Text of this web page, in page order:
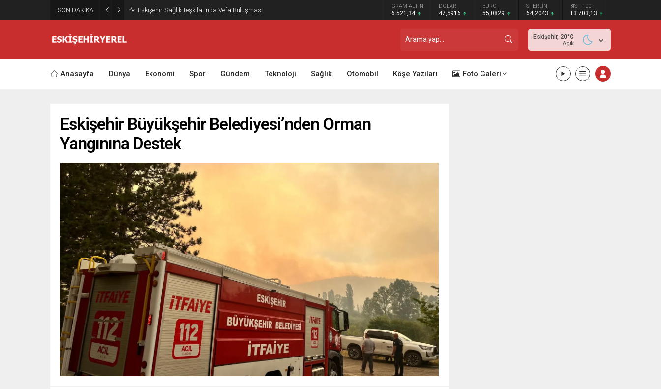
SON DAKİKA Eskişehir Sağlık Teşkilatında Vefa Buluşması GRAM ALTIN
6.521,34
DOLAR
47,5916
EURO
55,0829
STERLİN
64,2043
BIST 100
13.703,13
Eskişehir, 20°C
Açık
Anasayfa Dünya Ekonomi Spor Gündem Teknoloji Sağlık Otomobil Köşe Yazıları Foto Galeri
Eskişehir Büyükşehir Belediyesi’nden Orman
Yangınına Destek